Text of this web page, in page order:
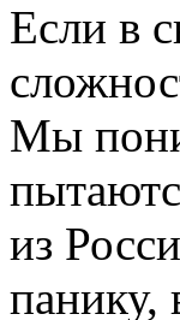
Если в
Мы
из
панику,